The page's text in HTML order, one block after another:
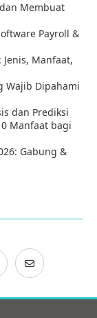
Membuat
Payroll &
Manfaat,
Wajib Dipahami
dan Prediksi
Manfaat bagi
Gabung &